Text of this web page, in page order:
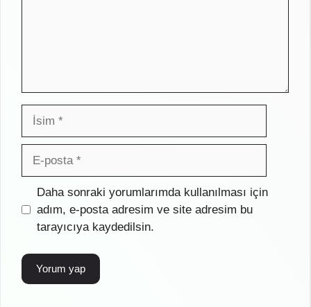
İsim
posta
İnternet
sitesi
Daha sonraki yorumlarımda kullanılması için
adım, e-posta adresim ve site adresim bu
tarayıcıya kaydedilsin.